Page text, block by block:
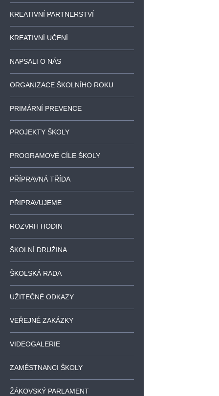
KREATIVNÍ PARTNERSTVÍ
KREATIVNÍ UČENÍ
NAPSALI O NÁS
ORGANIZACE ŠKOLNÍHO ROKU
PRIMÁRNÍ PREVENCE
PROJEKTY ŠKOLY
PROGRAMOVÉ CÍLE ŠKOLY
PŘÍPRAVNÁ TŘÍDA
PŘIPRAVUJEME
ROZVRH HODIN
ŠKOLNÍ DRUŽINA
ŠKOLSKÁ RADA
UŽITEČNÉ ODKAZY
VEŘEJNÉ ZAKÁZKY
VIDEOGALERIE
ZAMĚSTNANCI ŠKOLY
ŽÁKOVSKÝ PARLAMENT